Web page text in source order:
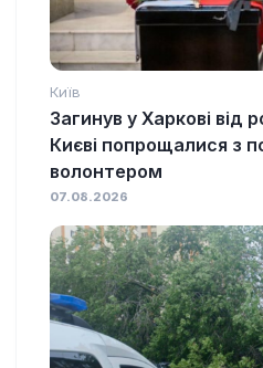
Київ
Загинув у Харкові від
Києві попрощалися з
волонтером
07.08.2026